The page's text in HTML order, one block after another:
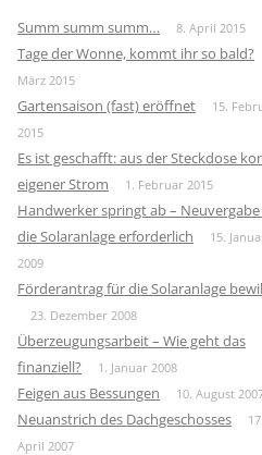
Summ summ summ… 8. April 2015
Tage der Wonne, kommt ihr so bald?
März 2015
Gartensaison (fast) eröffnet
15.
2015
Es ist geschafft: aus der Steckdose
eigener Strom
1. Februar 2015
Handwerker springt ab –
die Solaranlage erforderlich
15.
2009
Förderantrag für die Solaranlage
23. Dezember 2008
Überzeugungsarbeit – Wie geht das
finanziell?
1. Januar 2008
Feigen aus Bessungen 10. August
Neuanstrich des Dachgeschosses
17.
April 2007